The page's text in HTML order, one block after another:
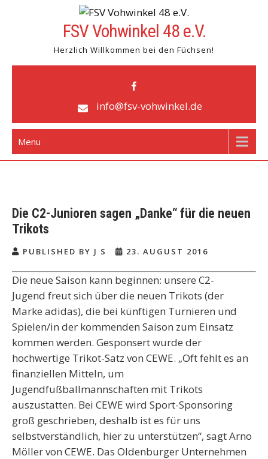
FSV Vohwinkel 48 e.V.
Herzlich Willkommen bei den Füchsen!
info@fsv-vohwinkel.de
Menu
Die C2-Junioren sagen „Danke“ für die neuen
Trikots
PUBLISHED BY J S 23. AUGUST 2016
Die neue Saison kann beginnen: unsere C2-
Jugend freut sich über die neuen Trikots (der
Marke adidas), die bei künftigen Turnieren und
Spielen/in der kommenden Saison zum Einsatz
kommen werden. Gesponsert wurde der
hochwertige Trikot-Satz von CEWE. „Oft fehlt es an
finanziellen Mitteln, um
Jugendfußballmannschaften mit Trikots
auszustatten. Bei CEWE wird Sport-Sponsoring
groß geschrieben, deshalb ist es für uns
selbstverständlich, hier zu unterstützen“, sagt Arno
Möller von CEWE. Das Oldenburger Unternehmen